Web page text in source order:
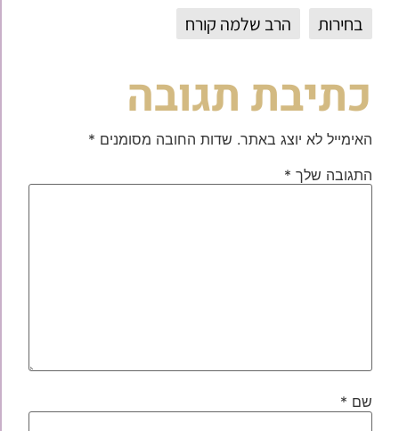
בחירות הרב שלמה קורח
כתיבת תגובה
האימייל לא יוצג באתר. שדות החובה מסומנים *
התגובה שלך *
שם *